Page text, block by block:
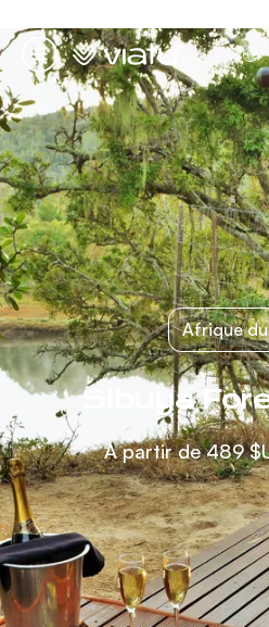
Menu
Accueil
Afrique
Sibuya
À partir de489